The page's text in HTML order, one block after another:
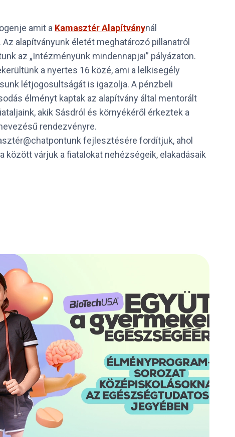
amit a Kamasztér Alapítványnál
alapítványunk életét meghatározó pillanatról
az „Intézményünk mindennapjai” pályázaton.
a nyertes 16 közé, ami a lelkisegély
létjogosultságát is igazolja. A pénzbeli
élményt kaptak az alapítvány által mentorált
akik Sásdról és környékéről érkeztek a
rendezvényre.
fejlesztésére fordítjuk, ahol
között várjuk a fiatalokat nehézségeik, elakadásaik